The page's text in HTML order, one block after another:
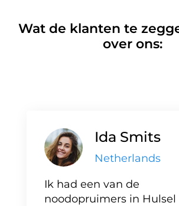
Wat de klanten te
over ons:
Ida Smits
Netherlands
Ik had een van de
noodopruimers in